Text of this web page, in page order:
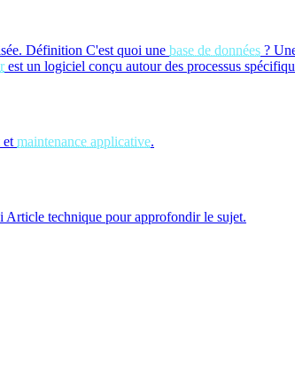
Définition C'est quoi une base de données ?
est un logiciel conçu autour des processus
et maintenance applicative.
Article technique pour approfondir le sujet.